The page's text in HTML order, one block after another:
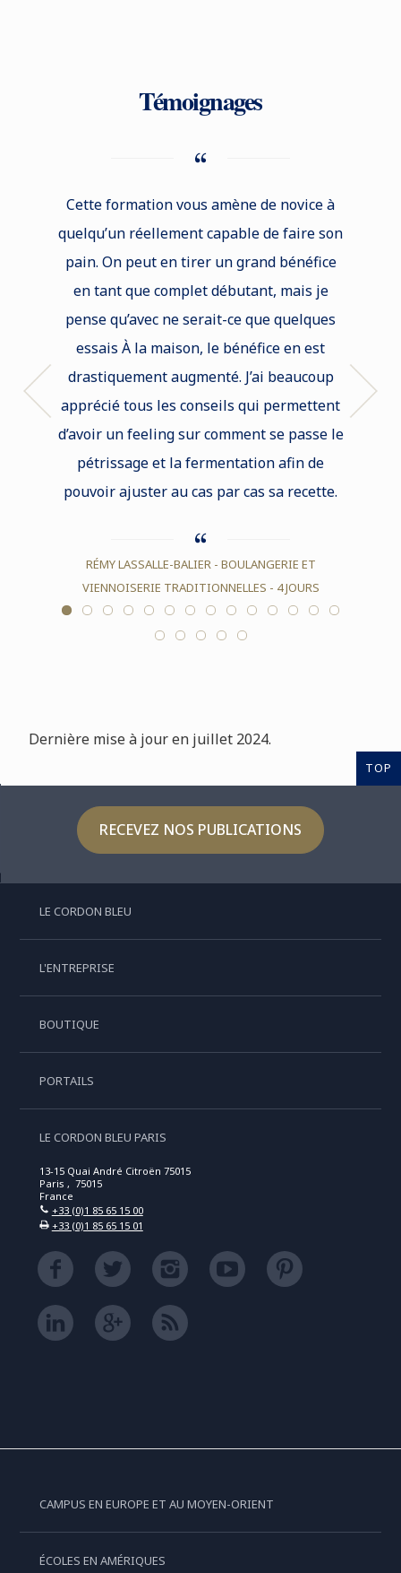
Témoignages
Cette formation vous amène de novice à
quelqu’un réellement capable de faire son
pain. On peut en tirer un grand bénéfice
en tant que complet débutant, mais je
pense qu’avec ne serait-ce que quelques
essais À la maison, le bénéfice en est
drastiquement augmenté. J’ai beaucoup
apprécié tous les conseils qui permettent
d’avoir un feeling sur comment se passe le
pétrissage et la fermentation afin de
pouvoir ajuster au cas par cas sa recette.
RÉMY LASSALLE-BALIER - BOULANGERIE ET
VIENNOISERIE TRADITIONNELLES - 4 JOURS
Dernière mise à jour en juillet 2024.
TOP
RECEVEZ NOS PUBLICATIONS
LE CORDON BLEU
L'ENTREPRISE
BOUTIQUE
PORTAILS
LE CORDON BLEU PARIS
13-15 Quai André Citroën 75015
Paris , 75015
France
+33 (0)1 85 65 15 00
+33 (0)1 85 65 15 01
CAMPUS EN EUROPE ET AU MOYEN-ORIENT
ÉCOLES EN AMÉRIQUES